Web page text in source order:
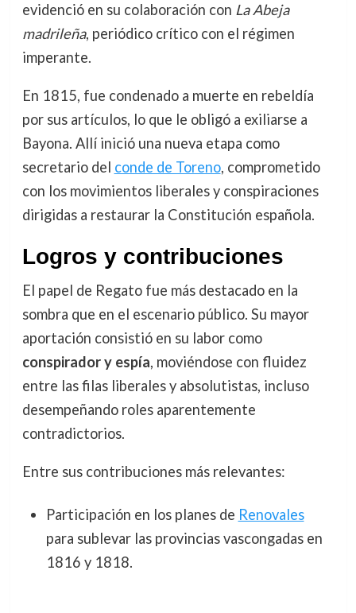
evidenció en su colaboración con La Abeja
madrileña, periódico crítico con el régimen
imperante.
En 1815, fue condenado a muerte en rebeldía
por sus artículos, lo que le obligó a exiliarse a
Bayona. Allí inició una nueva etapa como
secretario del conde de Toreno, comprometido
con los movimientos liberales y conspiraciones
dirigidas a restaurar la Constitución española.
Logros y contribuciones
El papel de Regato fue más destacado en la
sombra que en el escenario público. Su mayor
aportación consistió en su labor como
conspirador y espía, moviéndose con fluidez
entre las filas liberales y absolutistas, incluso
desempeñando roles aparentemente
contradictorios.
Entre sus contribuciones más relevantes:
Participación en los planes de Renovales
para sublevar las provincias vascongadas en
1816 y 1818.